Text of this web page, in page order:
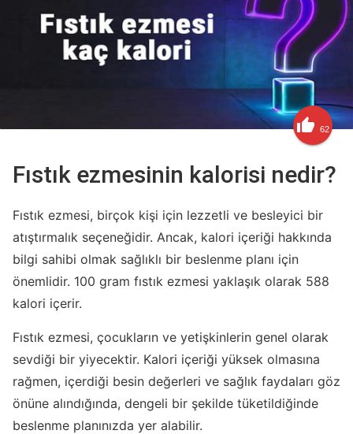
 62
Fıstık ezmesinin kalorisi nedir?
Fıstık ezmesi, birçok kişi için lezzetli ve besleyici bir
atıştırmalık seçeneğidir. Ancak, kalori içeriği hakkında
bilgi sahibi olmak sağlıklı bir beslenme planı için
önemlidir. 100 gram fıstık ezmesi yaklaşık olarak 588
kalori içerir.
Fıstık ezmesi, çocukların ve yetişkinlerin genel olarak
sevdiği bir yiyecektir. Kalori içeriği yüksek olmasına
rağmen, içerdiği besin değerleri ve sağlık faydaları göz
önüne alındığında, dengeli bir şekilde tüketildiğinde
beslenme planınızda yer alabilir.